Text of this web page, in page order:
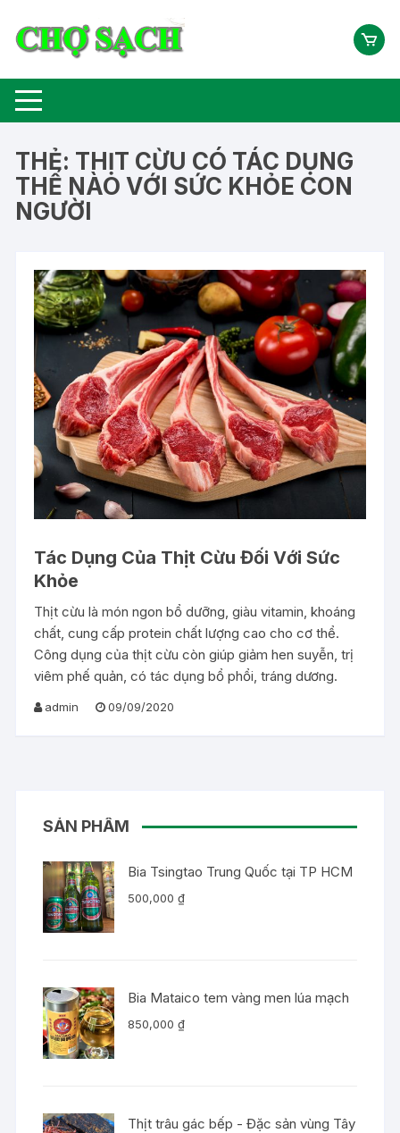
THẺ: THỊT CỪU CÓ TÁC DỤNG
THẾ NÀO VỚI SỨC KHỎE CON
NGƯỜI
Tác Dụng Của Thịt Cừu Đối Với Sức
Khỏe
Thịt cừu là món ngon bổ dưỡng, giàu vitamin, khoáng
chất, cung cấp protein chất lượng cao cho cơ thể.
Công dụng của thịt cừu còn giúp giảm hen suyễn, trị
viêm phế quản, có tác dụng bổ phổi, tráng dương.
admin 09/09/2020
SẢN PHẨM
Bia Tsingtao Trung Quốc tại TP HCM
500,000₫
Bia Mataico tem vàng men lúa mạch
850,000₫
Thịt trâu gác bếp - Đặc sản vùng Tây